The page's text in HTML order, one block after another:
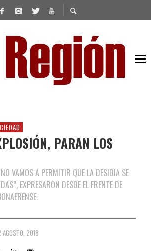
PARAN LOS
NO VAMOS A PERMITIR QUE LA DESIDIA SE
EXPRESARON DESDE EL FRENTE DE
AGOSTO, 2018